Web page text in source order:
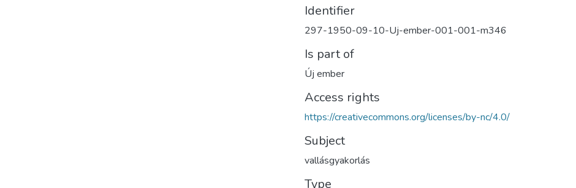
Identifier
297-1950-09-10-Uj-ember-001-001-m346
Is part of
Új ember
Access rights
https://creativecommons.org/licenses/by-nc/4.0/
Subject
vallásgyakorlás
Type